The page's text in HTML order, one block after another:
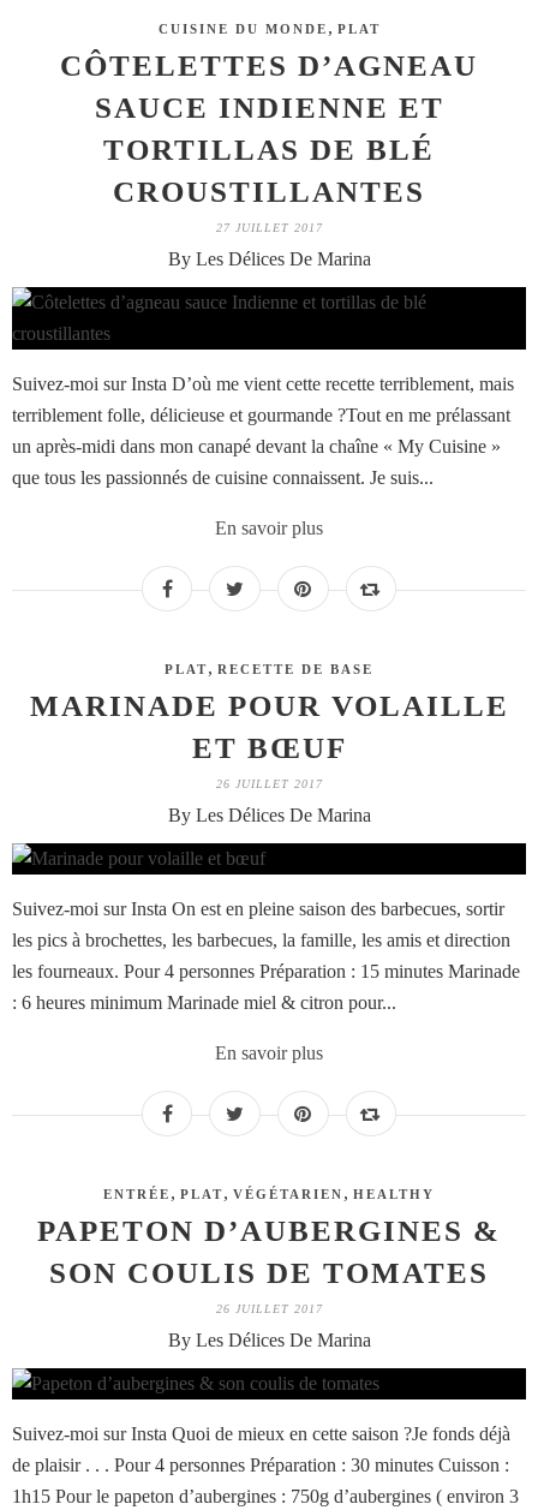
CUISINE DU MONDE , PLAT
CÔTELETTES D’AGNEAU
SAUCE INDIENNE ET
TORTILLAS DE BLÉ
CROUSTILLANTES
27 JUILLET 2017
By Les Délices De Marina
Suivez-moi sur Insta D’où me vient cette recette terriblement, mais
terriblement folle, délicieuse et gourmande ?Tout en me prélassant
un après-midi dans mon canapé devant la chaîne « My Cuisine »
que tous les passionnés de cuisine connaissent. Je suis...
En savoir plus
PLAT, RECETTE DE BASE
MARINADE POUR VOLAILLE
ET BŒUF
26 JUILLET 2017
By Les Délices De Marina
Suivez-moi sur Insta On est en pleine saison des barbecues, sortir
les pics à brochettes, les barbecues, la famille, les amis et direction
les fourneaux. Pour 4 personnes Préparation : 15 minutes Marinade
: 6 heures minimum Marinade miel & citron pour...
En savoir plus
ENTRÉE , PLAT, VÉGÉTARIEN , HEALTHY
PAPETON D’AUBERGINES &
SON COULIS DE TOMATES
26 JUILLET 2017
By Les Délices De Marina
Suivez-moi sur Insta Quoi de mieux en cette saison ?Je fonds déjà
de plaisir . . . Pour 4 personnes Préparation : 30 minutes Cuisson :
1h15 Pour le papeton d’aubergines : 750g d’aubergines ( environ 3